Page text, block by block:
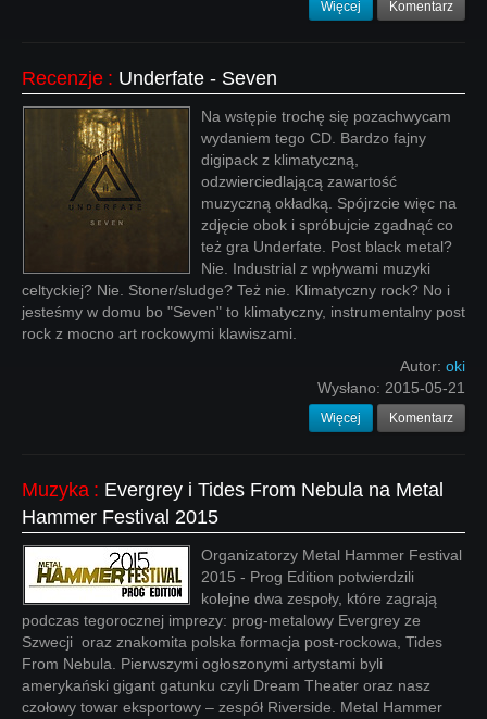
Więcej Komentarz
Recenzje : Underfate - Seven
Na wstępie trochę się pozachwycam
wydaniem tego CD. Bardzo fajny
digipack z klimatyczną,
odzwierciedlającą zawartość
muzyczną okładką. Spójrzcie więc na
zdjęcie obok i spróbujcie zgadnąć co
też gra Underfate. Post black metal?
Nie. Industrial z wpływami muzyki
celtyckiej? Nie. Stoner/sludge? Też nie. Klimatyczny rock? No i
jesteśmy w domu bo "Seven" to klimatyczny, instrumentalny post
rock z mocno art rockowymi klawiszami.
Autor: oki
Wysłano: 2015-05-21
Więcej Komentarz
Muzyka : Evergrey i Tides From Nebula na Metal
Hammer Festival 2015
Organizatorzy Metal Hammer Festival
2015 - Prog Edition potwierdzili
kolejne dwa zespoły, które zagrają
podczas tegorocznej imprezy: prog-metalowy Evergrey ze
Szwecji oraz znakomita polska formacja post-rockowa, Tides
From Nebula. Pierwszymi ogłoszonymi artystami byli
amerykański gigant gatunku czyli Dream Theater​ oraz nasz
czołowy towar eksportowy – zespół Riverside. Metal Hammer